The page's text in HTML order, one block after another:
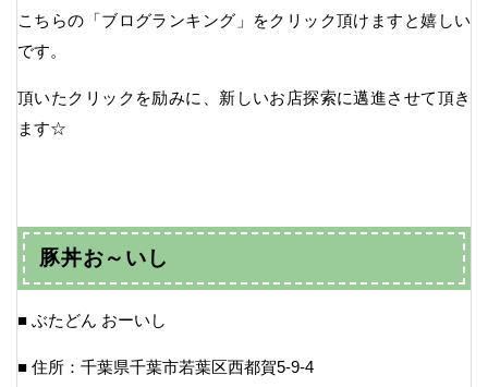
こちらの「ブログランキング」をクリック頂けますと嬉しい
です。
頂いたクリックを励みに、新しいお店探索に邁進させて頂き
ます☆
豚丼お～いし
■ ぶたどん おーいし
■ 住所：千葉県千葉市若葉区西都賀5-9-4